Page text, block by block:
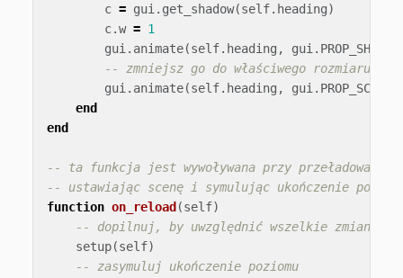
c = gui . get_shadow(self. heading)
c.w = 1
gui . animate(self. heading , gui . PROP_SHADOW
-- zmniejsz go do właściwego rozmiaru
gui . animate(self. heading , gui . PROP_SCALE
end
end
-- ta funkcja jest wywoływana przy przeładowaniu
-- ustawiając scenę i symulując ukończenie
function on_reload (self)
-- dopilnuj, by uwzględnić wszelkie zmiany
setup(self)
-- zasymuluj ukończenie poziomu